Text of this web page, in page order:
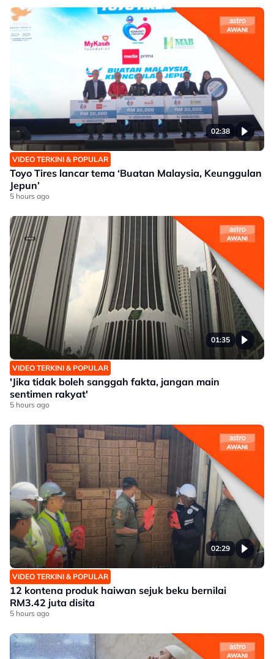
02:38
VIDEO TERKINI & POPULAR
Toyo Tires lancar tema ‘Buatan Malaysia, Keunggulan
Jepun’
5 hours ago
01:35
VIDEO TERKINI & POPULAR
'Jika tidak boleh sanggah fakta, jangan main
sentimen rakyat'
5 hours ago
02:29
VIDEO TERKINI & POPULAR
12 kontena produk haiwan sejuk beku bernilai
RM3.42 juta disita
5 hours ago